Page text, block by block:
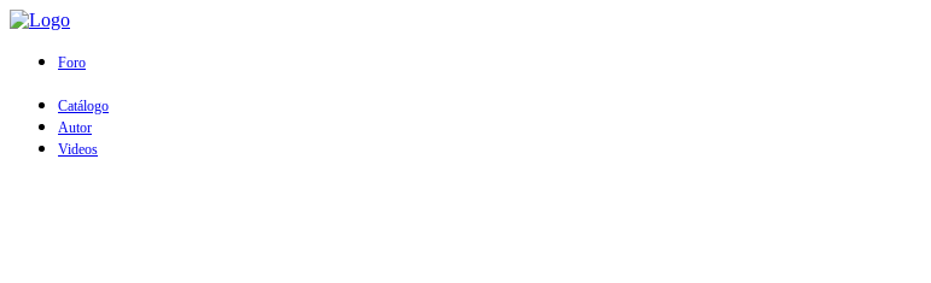
Foro
Catálogo
Autor
Videos